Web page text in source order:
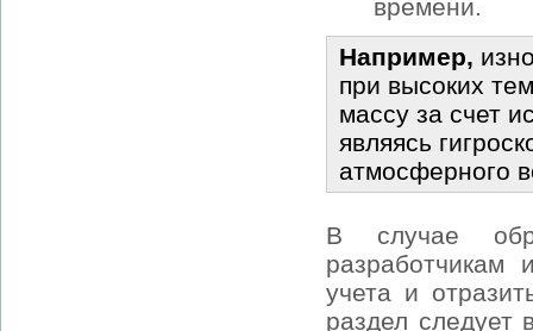
времени.
Например,
при высоких
массу за счет
являясь
атмосферного
В случае
разработчикам
учета и
раздел следует